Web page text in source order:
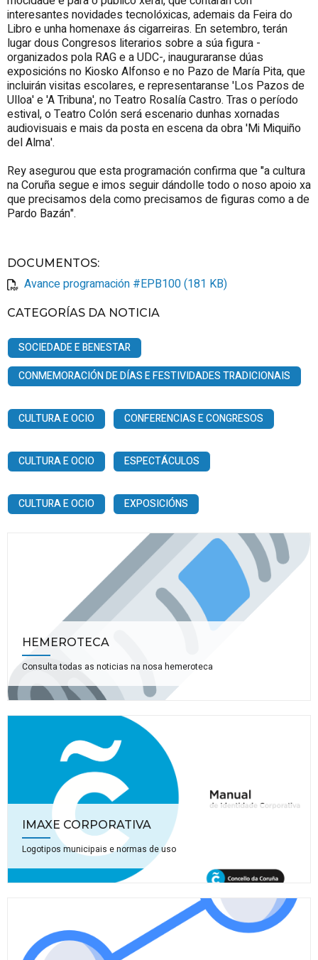
interesantes novidades tecnolóxicas, ademais da Feira do
Libro e unha homenaxe ás cigarreiras. En setembro, terán
lugar dous Congresos literarios sobre a súa figura -
organizados pola RAG e a UDC-, inauguraranse dúas
exposicións no Kiosko Alfonso e no Pazo de María Pita, que
incluirán visitas escolares, e representaranse 'Los Pazos de
Ulloa' e 'A Tribuna', no Teatro Rosalía Castro. Tras o período
estival, o Teatro Colón será escenario dunhas xornadas
audiovisuais e mais da posta en escena da obra 'Mi Miquiño
del Alma'.
Rey asegurou que esta programación confirma que "a cultura
na Coruña segue e imos seguir dándolle todo o noso apoio xa
que precisamos dela como precisamos de figuras como a de
Pardo Bazán".
DOCUMENTOS:
Avance programación #EPB100 (181 KB)
CATEGORÍAS DA NOTICIA
SOCIEDADE E BENESTAR
CONMEMORACIÓN DE DÍAS E FESTIVIDADES TRADICIONAIS
CULTURA E OCIO CONFERENCIAS E CONGRESOS
CULTURA E OCIO ESPECTÁCULOS
CULTURA E OCIO EXPOSICIÓNS
HEMEROTECA
Consulta todas as noticias na nosa hemeroteca
IMAXE CORPORATIVA
Logotipos municipais e normas de uso